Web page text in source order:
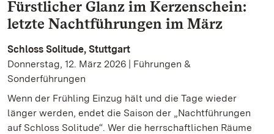
Fürstlicher Glanz im Kerzenschein:
letzte Nachtführungen im März
Schloss Solitude, Stuttgart
Donnerstag, 12. März 2026 | Führungen &
Sonderführungen
Wenn der Frühling Einzug hält und die Tage wieder
länger werden, endet die Saison der „Nachtführungen
auf Schloss Solitude“. Wer die herrschaftlichen Räume